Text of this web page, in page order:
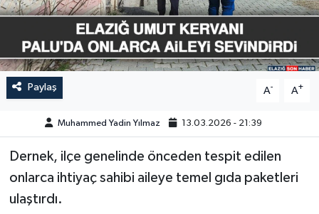
Paylaş A- A+
Muhammed Yadin Yılmaz 13.03.2026 - 21:39
Dernek, ilçe genelinde önceden tespit edilen
onlarca ihtiyaç sahibi aileye temel gıda paketleri
ulaştırdı.
KÜLTÜR-SANAT
MAGAZİN
MEDYA
ÖZEL HABER
POLİTİKA
SAĞLIK